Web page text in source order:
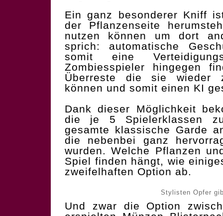
Ein ganz besonderer Kniff
der Pflanzenseite
nutzen können um dort
sprich: automatische
somit eine
Zombiesspieler hingegen
Überreste die sie wieder
können und somit einen KI
Dank dieser Möglichkeit
die je 5 Spielerklassen
gesamte klassische Garde
die nebenbei ganz
wurden. Welche Pflanzen
Spiel finden hängt, wie
zweifelhaften Option ab.
Stylisten Opfer
Und zwar die Option